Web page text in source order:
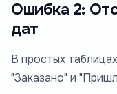
Ошибка 2:
дат
В простых
"Заказано" и